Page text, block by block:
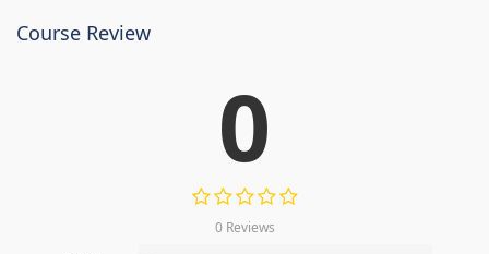
Course Review
0
0 Reviews